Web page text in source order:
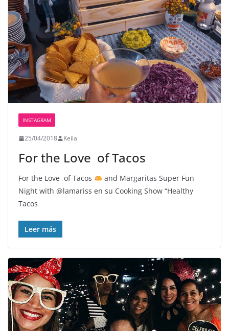
INSTAGRAM
25/04/2018 Keila
For the Love ️ of Tacos
For the Love of Tacos and Margaritas Super Fun
Night with @lamariss en su Cooking Show “Healthy
Tacos
Leer más